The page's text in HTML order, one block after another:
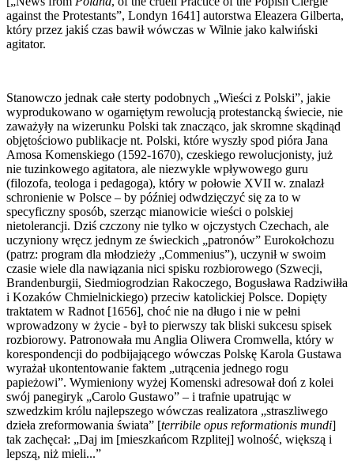
against the Protestants”, Londyn 1641] autorstwa Eleazera Gilberta,
który przez jakiś czas bawił wówczas w Wilnie jako kalwiński
agitator.
Stanowczo jednak całe sterty podobnych „Wieści z Polski”, jakie
wyprodukowano w ogarniętym rewolucją protestancką świecie, nie
zaważyły na wizerunku Polski tak znacząco, jak skromne skądinąd
objętościowo publikacje nt. Polski, które wyszły spod pióra Jana
Amosa Komenskiego (1592-1670), czeskiego rewolucjonisty, już
nie tuzinkowego agitatora, ale niezwykle wpływowego guru
(filozofa, teologa i pedagoga), który w połowie XVII w. znalazł
schronienie w Polsce – by później odwdzięczyć się za to w
specyficzny sposób, szerząc mianowicie wieści o polskiej
nietolerancji. Dziś czczony nie tylko w ojczystych Czechach, ale
uczyniony wręcz jednym ze świeckich „patronów” Eurokołchozu
(patrz: program dla młodzieży „Commenius”), uczynił w swoim
czasie wiele dla nawiązania nici spisku rozbiorowego (Szwecji,
Brandenburgii, Siedmiogrodzian Rakoczego, Bogusława Radziwiłła
i Kozaków Chmielnickiego) przeciw katolickiej Polsce. Dopięty
traktatem w Radnot [1656], choć nie na długo i nie w pełni
wprowadzony w życie - był to pierwszy tak bliski sukcesu spisek
rozbiorowy. Patronowała mu Anglia Oliwera Cromwella, który w
korespondencji do podbijającego wówczas Polskę Karola Gustawa
wyrażał ukontentowanie faktem „utrącenia jednego rogu
papieżowi”. Wymieniony wyżej Komenski adresował doń z kolei
swój panegiryk „Carolo Gustawo” – i trafnie upatrując w
szwedzkim królu najlepszego wówczas realizatora „straszliwego
dzieła zreformowania świata” [terribile opus reformationis mundi]
tak zachęcał: „Daj im [mieszkańcom Rzplitej] wolność, większą i
lepszą, niż mieli...”